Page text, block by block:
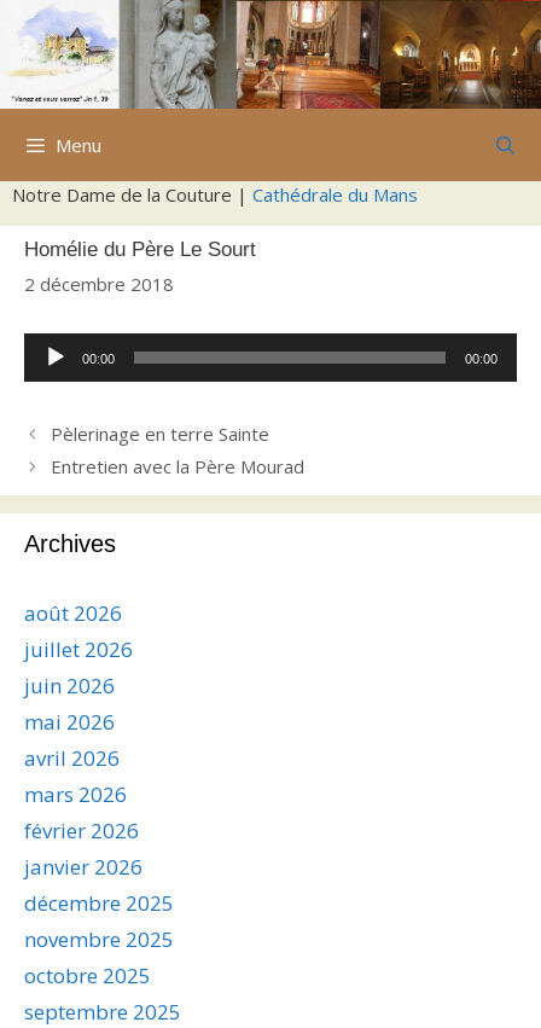
Aller
contenu
Menu
Notre Dame de la Couture | Cathédrale du Mans
Homélie du Père Le Sourt
2 décembre 2018
Lecteur
audio
00:00 00:00
Pèlerinage en terre Sainte
Entretien avec la Père Mourad
Archives
août 2026
juillet 2026
juin 2026
mai 2026
avril 2026
mars 2026
février 2026
janvier 2026
décembre 2025
novembre 2025
octobre 2025
septembre 2025